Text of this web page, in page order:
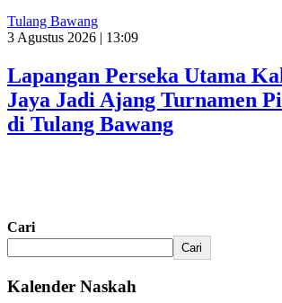
Tulang Bawang
3 Agustus 2026 | 13:09
Lapangan Perseka Utama
Jaya Jadi Ajang Turnamen
di Tulang Bawang
Cari
Cari
Kalender Naskah